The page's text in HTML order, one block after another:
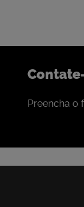
Preencha o